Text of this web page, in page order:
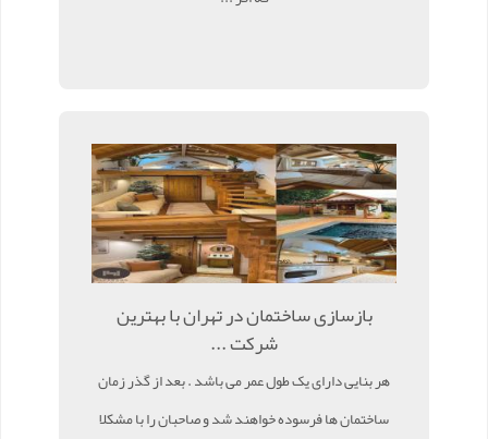
بازسازی ساختمان در تهران با بهترین
شرکت ...
هر بنایی دارای یک طول عمر می باشد . بعد از گذر زمان
ساختمان ها فرسوده خواهند شد و صاحبان را با مشکلا